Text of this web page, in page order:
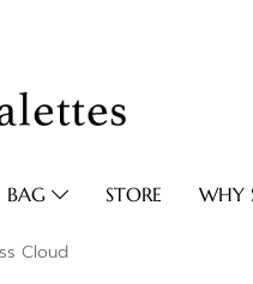
BAG STORE WHY
Cloud